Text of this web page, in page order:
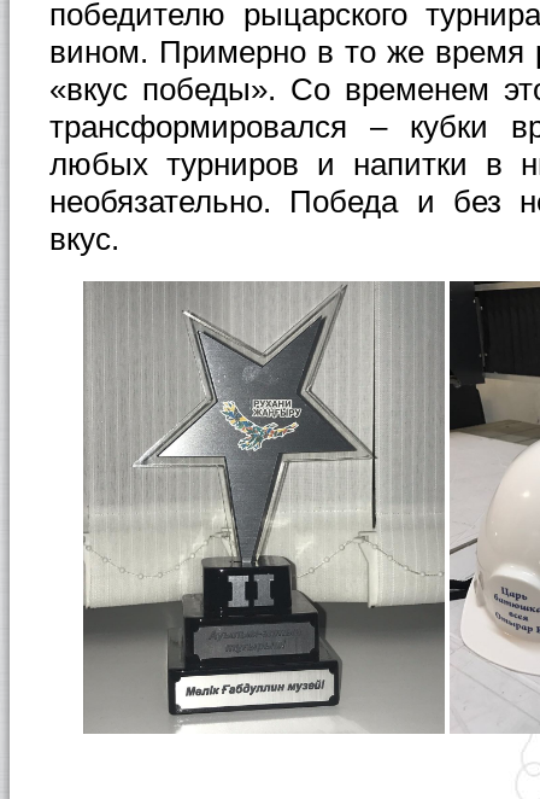
победителю рыцарского
вином. Примерно в то же время
«вкус победы». Со временем
трансформировался – кубки
любых турниров и напитки в
необязательно. Победа и без
вкус.